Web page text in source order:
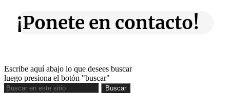
¡Ponete en contacto!
Escribe aquí abajo lo que desees buscar
luego presiona el botón "buscar"
Buscar
Buscar